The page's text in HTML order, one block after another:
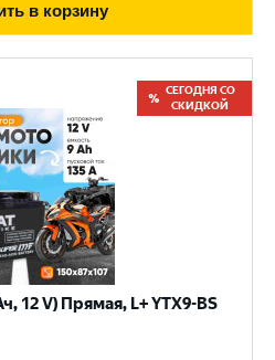
в корзину
СЕГОДНЯ СО
СКИДКОЙ
12 V) Прямая, L+ YTX9-BS